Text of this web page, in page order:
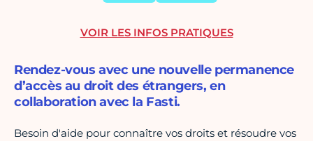
Rendez-vous avec une nouvelle permanence
d’accès au droit des étrangers, en
collaboration avec la Fasti.
Besoin d'aide pour connaître vos droits et résoudre vos
VOIR LES INFOS PRATIQUES